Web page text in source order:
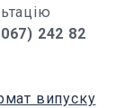
242 82
випуску